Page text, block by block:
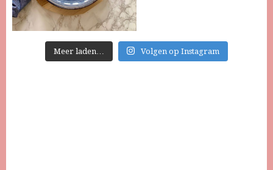
Meer laden… Volgen op Instagram